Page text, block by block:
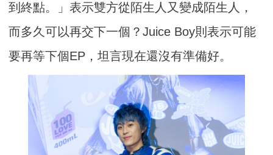
到終點。」表示雙方從陌生人又變成陌生人，
而多久可以再交下一個？Juice Boy則表示可能
要再等下個EP，坦言現在還沒有準備好。